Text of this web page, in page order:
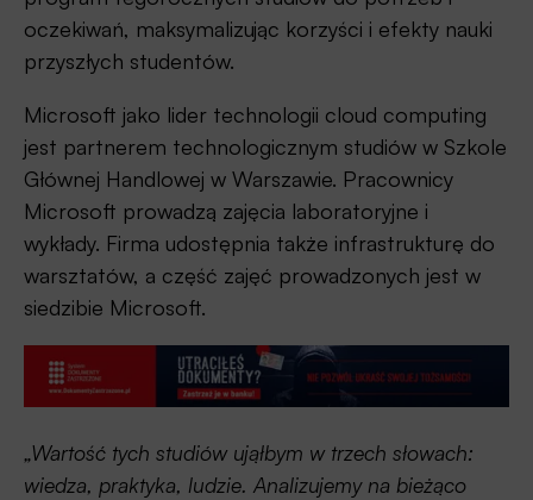
oczekiwań, maksymalizując korzyści i efekty nauki
przyszłych studentów.
Microsoft jako lider technologii cloud computing
jest partnerem technologicznym studiów w Szkole
Głównej Handlowej w Warszawie. Pracownicy
Microsoft prowadzą zajęcia laboratoryjne i
wykłady. Firma udostępnia także infrastrukturę do
warsztatów, a część zajęć prowadzonych jest w
siedzibie Microsoft.
„Wartość tych studiów ująłbym w trzech słowach:
wiedza, praktyka, ludzie. Analizujemy na bieżąco